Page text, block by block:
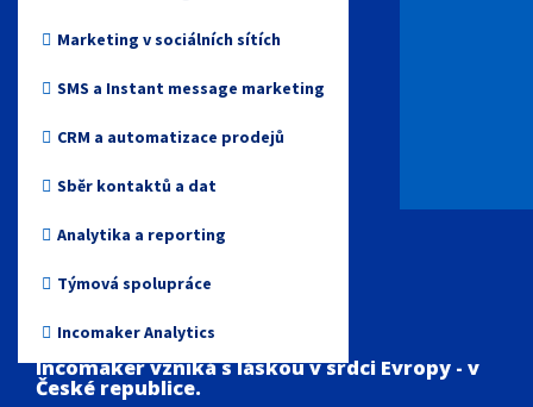
Elektronika
Zdraví a krása
Hračky
Online media
Cestovky
Neziskové organizace
Marketing v sociálních sítích
SMS a Instant message marketing
CRM a automatizace prodejů
Sběr kontaktů a dat
Analytika a reporting
Týmová spolupráce
Incomaker Analytics
Podpora a znalosti
Blog
Přihlášení
Začněte zdarma
Země
Incomaker vzniká s láskou v srdci Evropy - v
České republice.